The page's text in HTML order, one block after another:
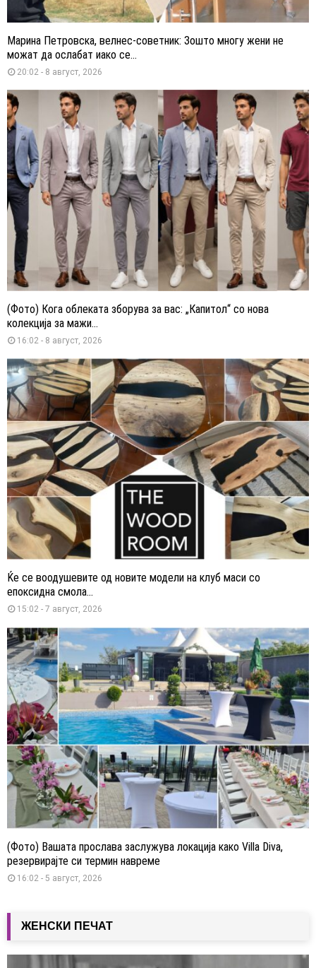
Марина Петровска, велнес-советник: Зошто многу жени не
можат да ослабат иако се...
20:02 - 8 август, 2026
(Фото) Кога облеката зборува за вас: „Капитол“ со нова
колекција за мажи...
16:02 - 8 август, 2026
Ќе се воодушевите од новите модели на клуб маси со
епоксидна смола...
15:02 - 7 август, 2026
(Фото) Вашата прослава заслужува локација како Villa Diva,
резервирајте си термин навреме
16:02 - 5 август, 2026
ЖЕНСКИ ПЕЧАТ